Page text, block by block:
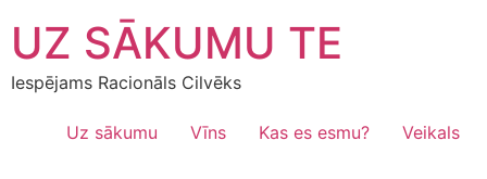
content
UZ SĀKUMU TE
Iespējams Racionāls Cilvēks
Uz sākumu Vīns Kas es esmu? Veikals